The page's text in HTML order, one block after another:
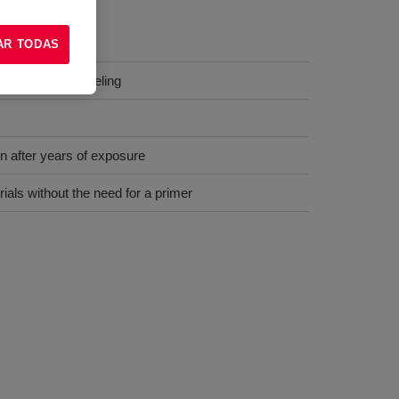
cracking or peeling
after years of exposure
without the need for a primer
TODAS